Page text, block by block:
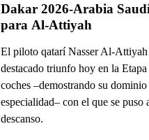
Dakar 2026-Arabia
para Al-Attiyah
El piloto qatarí Nasser Al-
destacado triunfo hoy en la
coches –demostrando su
especialidad– con el que se puso
descanso.